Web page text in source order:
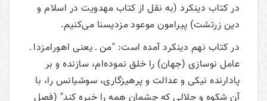
در کتاب دینکرد (به نقل از کتاب مهدویت در اسلام و
دین زرتشت) پیرامون موعود مزدیسنا می‌کنیم.
در کتاب نهم دینکرد آمده است: "من ـ یعنی اهورامزدا ـ
عامل نوسازی (جهان) را خلق نموده‌ام، سازنده و بر
پادارنده نیکی و عدالت و پرهیزگاری، سوشیانس را، با
آن شکوه و جلالی که چشمان همه را خیره کند" (فصل